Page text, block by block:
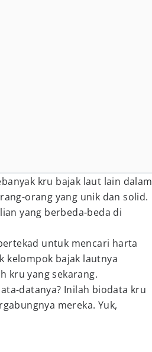
kru bajak laut lain dalam
orang yang unik dan solid.
yang berbeda-beda di
untuk mencari harta
kelompok bajak lautnya
kru yang sekarang.
datanya? Inilah biodata kru
mereka. Yuk,